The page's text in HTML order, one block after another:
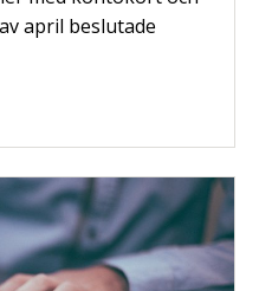
april beslutade